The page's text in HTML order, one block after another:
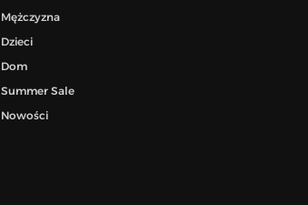
Mężczyzna
Dzieci
Dom
Summer Sale
Nowości